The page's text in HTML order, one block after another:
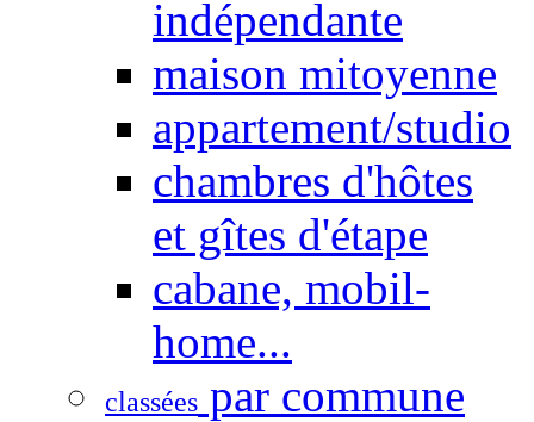
indépendante
maison mitoyenne
appartement/studio
chambres d'hôtes
et gîtes d'étape
cabane, mobil-
home...
classées par commune